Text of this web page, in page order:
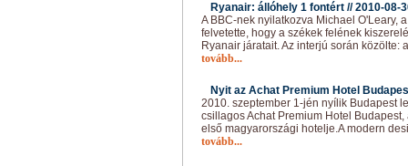
Ryanair: állóhely 1 fontért //2010-08-
A BBC-nek nyilatkozva Michael O'Leary,
felvetette, hogy a székek felének
Ryanair járatait. Az interjú során közölte:
tovább...
Nyit az Achat Premium Hotel
2010. szeptember 1-jén nyílik Budapest
csillagos Achat Premium Hotel
első magyarországi hotelje.A modern
tovább...